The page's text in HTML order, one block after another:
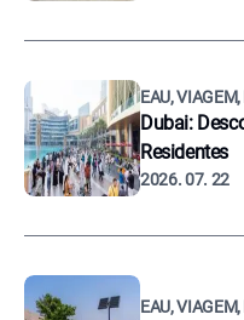
EAU,
Dubai:
Residentes
2026. 07. 22
EAU,